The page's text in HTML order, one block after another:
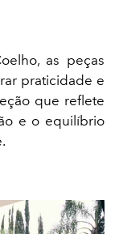
as peças
praticidade e
que reflete
e o equilíbrio